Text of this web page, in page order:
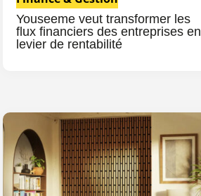
Youseeme veut transformer les
flux financiers des entreprises en
levier de rentabilité